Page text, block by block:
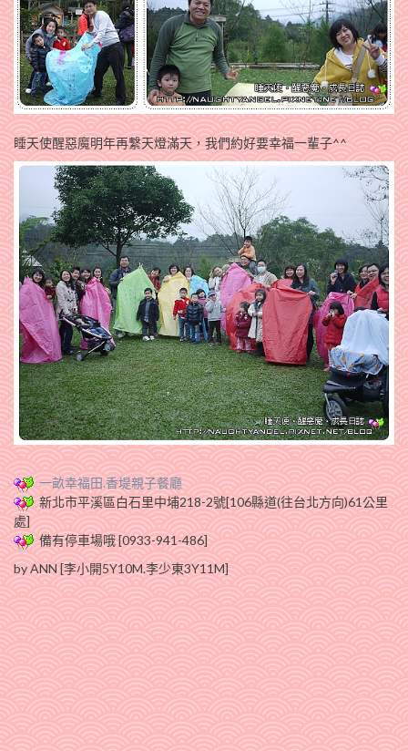
睡天使醒惡魔明年再繫天燈滿天，我們約好要幸福一輩子^^
一畝幸福田.香堤親子餐廳
新北市平溪區白石里中埔218-2號[106縣道(往台北方向)61公里
處]
備有停車場哦 [0933-941-486]
by ANN [李小開5Y10M.李少東3Y11M]